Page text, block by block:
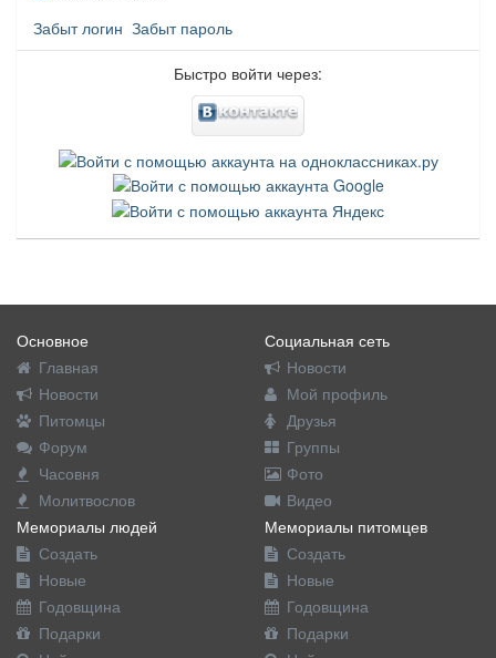
Забыт логин Забыт пароль
Быстро войти через:
Основное
Главная
Новости
Питомцы
Форум
Часовня
Молитвослов
Социальная сеть
Новости
Мой профиль
Друзья
Группы
Фото
Видео
Мемориалы людей
Создать
Новые
Годовщина
Подарки
Мемориалы питомцев
Создать
Новые
Годовщина
Подарки